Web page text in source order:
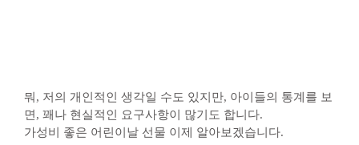
뭐, 저의 개인적인 생각일 수도 있지만, 아이들의 통계를 보
면, 꽤나 현실적인 요구사항이 많기도 합니다.
가성비 좋은 어린이날 선물 이제 알아보겠습니다.